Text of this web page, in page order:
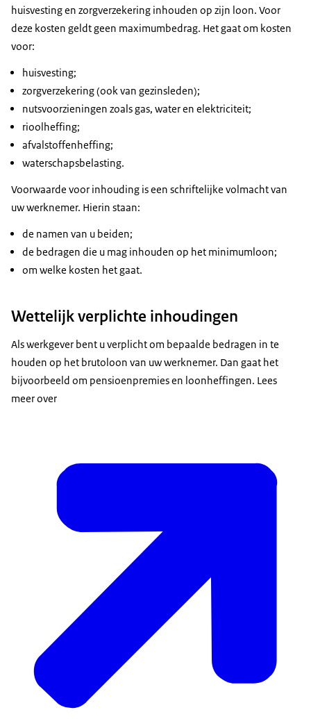
huisvesting en zorgverzekering inhouden op zijn loon. Voor
deze kosten geldt geen maximumbedrag. Het gaat om kosten
voor:
huisvesting;
zorgverzekering (ook van gezinsleden);
nutsvoorzieningen zoals gas, water en elektriciteit;
rioolheffing;
afvalstoffenheffing;
waterschapsbelasting.
Voorwaarde voor inhouding is een schriftelijke volmacht van
uw werknemer. Hierin staan:
de namen van u beiden;
de bedragen die u mag inhouden op het minimumloon;
om welke kosten het gaat.
Wettelijk verplichte inhoudingen
Als werkgever bent u verplicht om bepaalde bedragen in te
houden op het brutoloon van uw werknemer. Dan gaat het
bijvoorbeeld om pensioenpremies en loonheffingen. Lees
meer over